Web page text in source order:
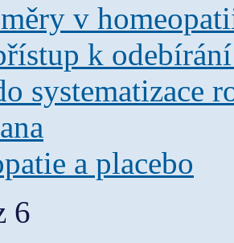
v
k
systematizace
a placebo
6